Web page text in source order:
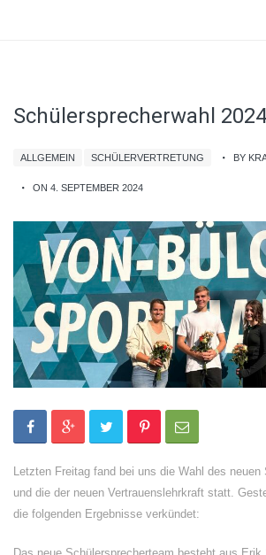
Schülersprecherwahl 2024
ALLGEMEIN SCHÜLERVERTRETUNG BY
ON 4. SEPTEMBER 2024
Letzten Freitag fand bei uns die Wahl des neuen
und die der neuen Vertrauenslehrkraft statt.
die folgenden Ergebnisse verkündet: